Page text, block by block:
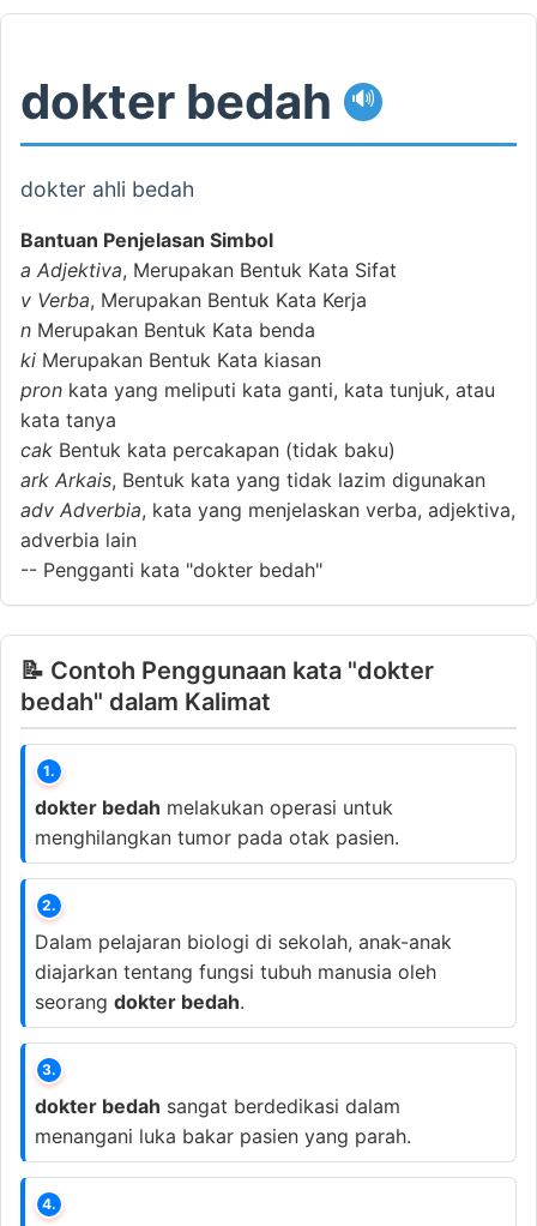
dokter bedah 🔊
dokter ahli bedah
Bantuan Penjelasan Simbol
a Adjektiva, Merupakan Bentuk Kata Sifat
v Verba, Merupakan Bentuk Kata Kerja
n Merupakan Bentuk Kata benda
ki Merupakan Bentuk Kata kiasan
pron kata yang meliputi kata ganti, kata tunjuk, atau
kata tanya
cak Bentuk kata percakapan (tidak baku)
ark Arkais, Bentuk kata yang tidak lazim digunakan
adv Adverbia, kata yang menjelaskan verba, adjektiva,
adverbia lain
-- Pengganti kata "dokter bedah"
📝 Contoh Penggunaan kata "dokter
bedah" dalam Kalimat
1.
dokter bedah melakukan operasi untuk
menghilangkan tumor pada otak pasien.
2.
Dalam pelajaran biologi di sekolah, anak-anak
diajarkan tentang fungsi tubuh manusia oleh
seorang dokter bedah.
3.
dokter bedah sangat berdedikasi dalam
menangani luka bakar pasien yang parah.
4.